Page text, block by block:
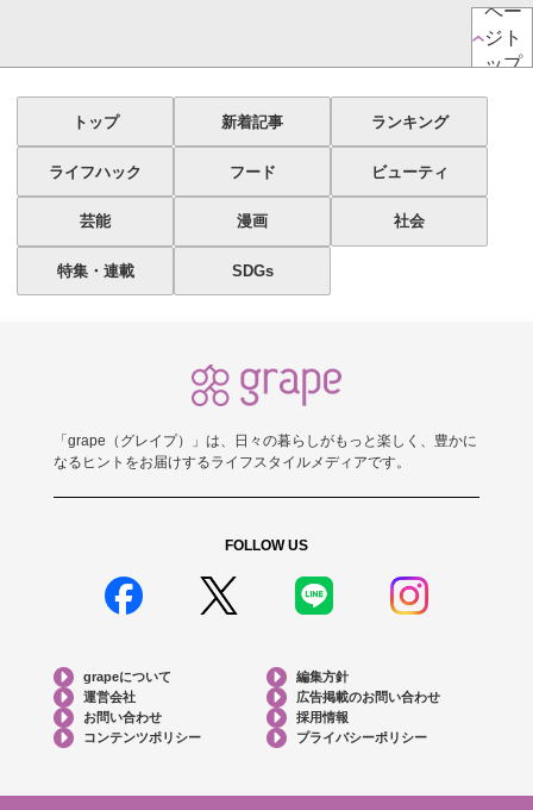
ペー
ジト
ップ
トップ 新着記事 ランキング
ライフハック フード ビューティ
芸能 漫画 社会
特集・連載 SDGs
「grape（グレイプ）」は、日々の暮らしがもっと楽しく、豊かに
なるヒントをお届けするライフスタイルメディアです。
FOLLOW US
grapeについて
編集方針
運営会社
広告掲載のお問い合わせ
お問い合わせ
採用情報
コンテンツポリシー
プライバシーポリシー